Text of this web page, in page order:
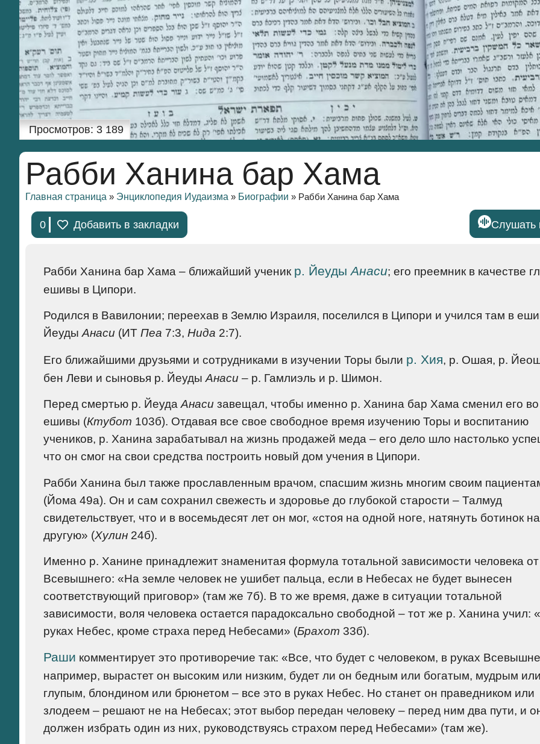
Просмотров: 3 189
Рабби Ханина бар Хама
Главная страница » Энциклопедия Иудаизма » Биографии » Рабби Ханина бар Хама
0 Добавить в закладки Слушать
Рабби Ханина бар Хама – ближайший ученик р. ЙеудыАнаси; его преемник в качестве
ешивы в Ципори.
Родился в Вавилонии; переехав в Землю Израиля, поселился в Ципори и учился там в
Йеуды Анаси (ИТ Пеа 7:3, Нида 2:7).
Его ближайшими друзьями и сотрудниками в изучении Торы были р. Хия, р. Ошая, р.
бен Леви и сыновья р. Йеуды Анаси – р. Гамлиэль и р. Шимон.
Перед смертью р. Йеуда Анаси завещал, чтобы именно р. Ханина бар Хама сменил его во
ешивы (Ктубот 103б). Отдавая все свое свободное время изучению Торы и воспитанию
учеников, р. Ханина зарабатывал на жизнь продажей меда – его дело шло настолько
что он смог на свои средства построить новый дом учения в Ципори.
Рабби Ханина был также прославленным врачом, спасшим жизнь многим своим
(Йома 49а). Он и сам сохранил свежесть и здоровье до глубокой старости – Талмуд
свидетельствует, что и в восемьдесят лет он мог, «стоя на одной ноге, натянуть ботинок на
другую» (Хулин 24б).
Именно р. Ханине принадлежит знаменитая формула тотальной зависимости человека
Всевышнего: «На земле человек не ушибет пальца, если в Небесах не будет вынесен
соответствующий приговор» (там же 7б). В то же время, даже в ситуации тотальной
зависимости, воля человека остается парадоксально свободной – тот же р. Ханина учил:
руках Небес, кроме страха перед Небесами» (Брахот 33б).
Раши комментирует это противоречие так: «Все, что будет с человеком, в руках
например, вырастет он высоким или низким, будет ли он бедным или богатым, мудрым или
глупым, блондином или брюнетом – все это в руках Небес. Но станет он праведником или
злодеем – решают не на Небесах; этот выбор передан человеку – перед ним два пути, и
должен избрать один из них, руководствуясь страхом перед Небесами» (там же).